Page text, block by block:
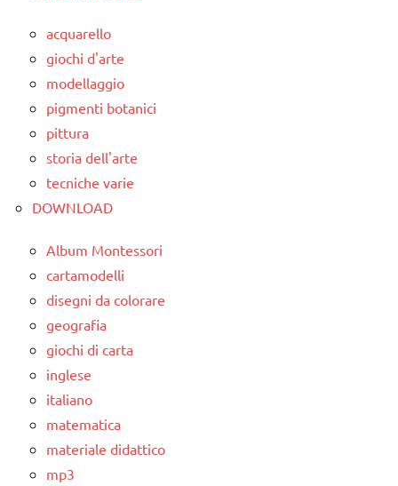
acquarello
giochi d'arte
modellaggio
pigmenti botanici
pittura
storia dell'arte
tecniche varie
DOWNLOAD
Album Montessori
cartamodelli
disegni da colorare
geografia
giochi di carta
inglese
italiano
matematica
materiale didattico
mp3